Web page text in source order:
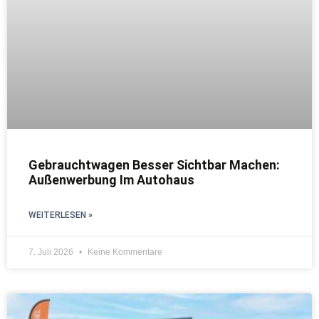
Gebrauchtwagen Besser Sichtbar Machen:
Außenwerbung Im Autohaus
WEITERLESEN »
7. Juli 2026 Keine Kommentare